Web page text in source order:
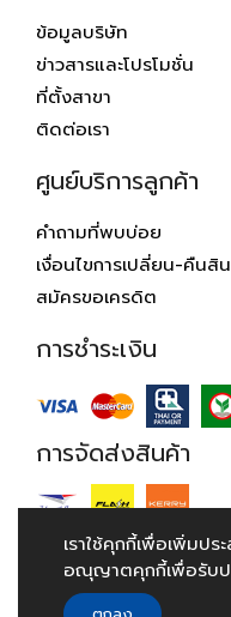
ข้อมูลบริษัท
ข่าวสารและโปรโมชั่น
ที่ตั้งสาขา
ติดต่อเรา
ศูนย์บริการลูกค้า
คำถามที่พบบ่อย
เงื่อนไขการเปลี่ยน-คืนสิ
สมัครขอเครดิต
การชำระเงิน
การจัดส่งสินค้า
© 2018
เราใช้คุกกี้เพื่อเพิ่มป
อณุญาตคุกกี้เพื่อรับ